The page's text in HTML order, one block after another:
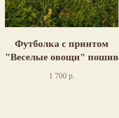
Футболка с принтом
"Веселые овощи" пошив
1 700 р.